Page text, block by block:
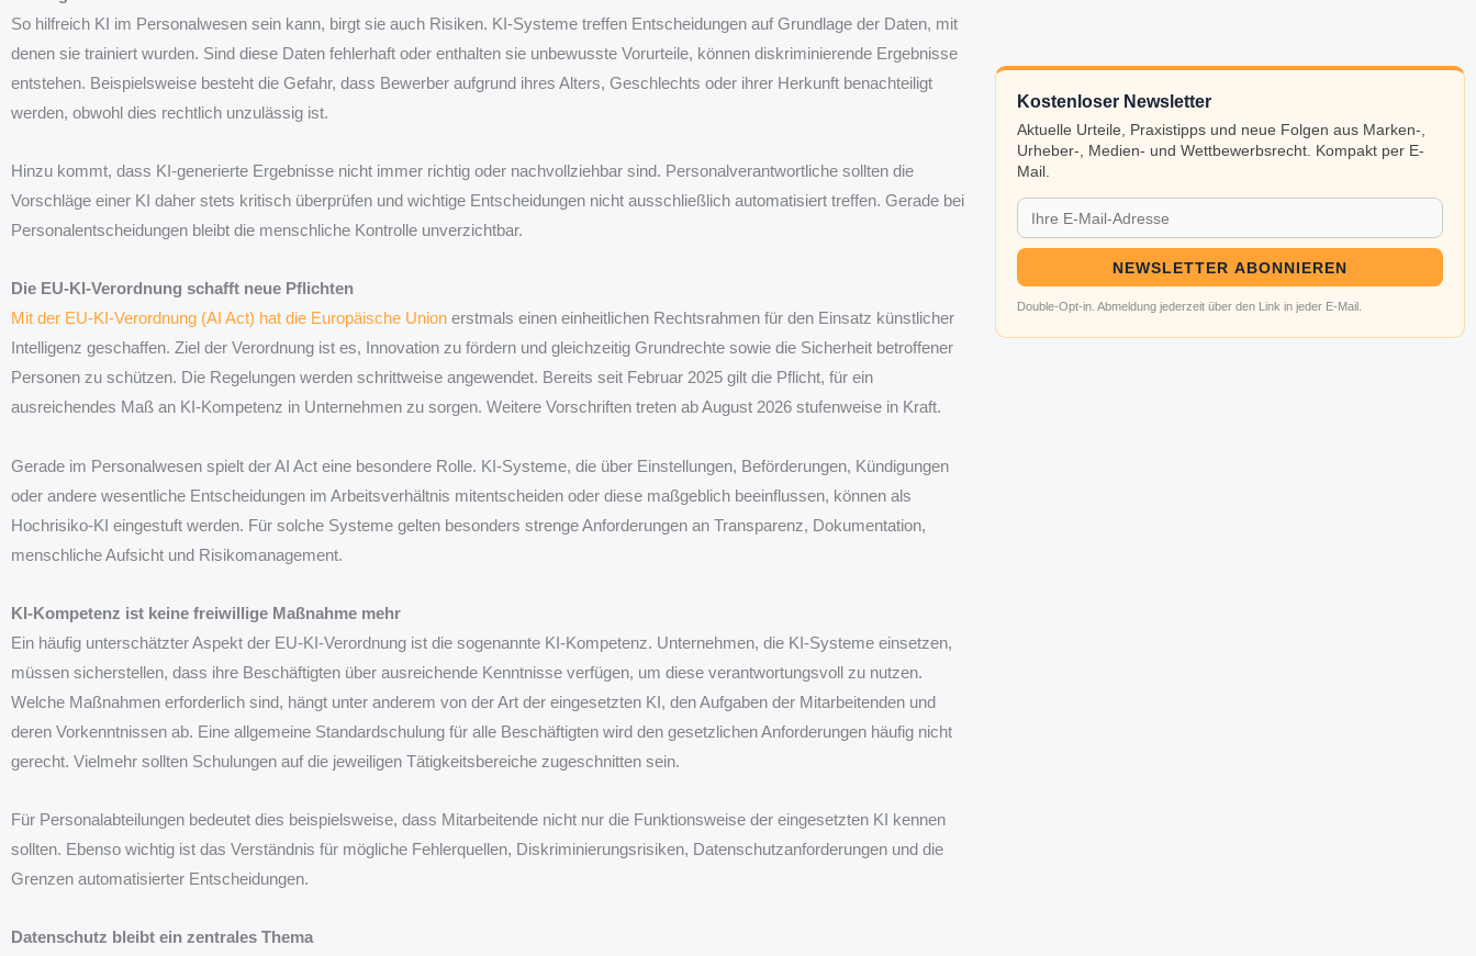
So hilfreich KI im Personalwesen sein kann, birgt sie auch Risiken. KI-Systeme treffen Entscheidungen auf Grundlage der Daten, mit
denen sie trainiert wurden. Sind diese Daten fehlerhaft oder enthalten sie unbewusste Vorurteile, können diskriminierende Ergebnisse
entstehen. Beispielsweise besteht die Gefahr, dass Bewerber aufgrund ihres Alters, Geschlechts oder ihrer Herkunft benachteiligt
werden, obwohl dies rechtlich unzulässig ist.
Hinzu kommt, dass KI-generierte Ergebnisse nicht immer richtig oder nachvollziehbar sind. Personalverantwortliche sollten die
Vorschläge einer KI daher stets kritisch überprüfen und wichtige Entscheidungen nicht ausschließlich automatisiert treffen. Gerade bei
Personalentscheidungen bleibt die menschliche Kontrolle unverzichtbar.
Die EU-KI-Verordnung schafft neue Pflichten
Mit der EU-KI-Verordnung (AI Act) hat die Europäische Union erstmals einen einheitlichen Rechtsrahmen für den Einsatz künstlicher
Intelligenz geschaffen. Ziel der Verordnung ist es, Innovation zu fördern und gleichzeitig Grundrechte sowie die Sicherheit betroffener
Personen zu schützen. Die Regelungen werden schrittweise angewendet. Bereits seit Februar 2025 gilt die Pflicht, für ein
ausreichendes Maß an KI-Kompetenz in Unternehmen zu sorgen. Weitere Vorschriften treten ab August 2026 stufenweise in Kraft.
Gerade im Personalwesen spielt der AI Act eine besondere Rolle. KI-Systeme, die über Einstellungen, Beförderungen, Kündigungen
oder andere wesentliche Entscheidungen im Arbeitsverhältnis mitentscheiden oder diese maßgeblich beeinflussen, können als
Hochrisiko-KI eingestuft werden. Für solche Systeme gelten besonders strenge Anforderungen an Transparenz, Dokumentation,
menschliche Aufsicht und Risikomanagement.
KI-Kompetenz ist keine freiwillige Maßnahme mehr
Ein häufig unterschätzter Aspekt der EU-KI-Verordnung ist die sogenannte KI-Kompetenz. Unternehmen, die KI-Systeme einsetzen,
müssen sicherstellen, dass ihre Beschäftigten über ausreichende Kenntnisse verfügen, um diese verantwortungsvoll zu nutzen.
Welche Maßnahmen erforderlich sind, hängt unter anderem von der Art der eingesetzten KI, den Aufgaben der Mitarbeitenden und
deren Vorkenntnissen ab. Eine allgemeine Standardschulung für alle Beschäftigten wird den gesetzlichen Anforderungen häufig nicht
gerecht. Vielmehr sollten Schulungen auf die jeweiligen Tätigkeitsbereiche zugeschnitten sein.
Für Personalabteilungen bedeutet dies beispielsweise, dass Mitarbeitende nicht nur die Funktionsweise der eingesetzten KI kennen
sollten. Ebenso wichtig ist das Verständnis für mögliche Fehlerquellen, Diskriminierungsrisiken, Datenschutzanforderungen und die
Grenzen automatisierter Entscheidungen.
Datenschutz bleibt ein zentrales Thema
Kostenloser Newsletter
Aktuelle Urteile, Praxistipps und neue Folgen aus Marken-,
Urheber-, Medien- und Wettbewerbsrecht. Kompakt per E-
Mail.
NEWSLETTER ABONNIEREN
Double-Opt-in. Abmeldung jederzeit über den Link in jeder E-Mail.